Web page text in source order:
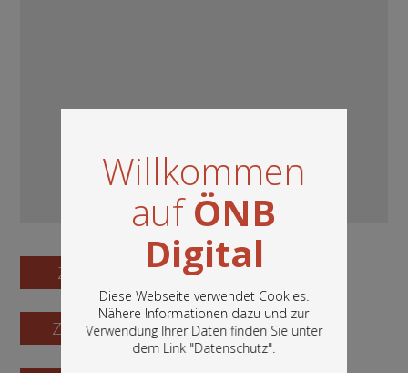
Willkommen
aufÖNB
Digital
Diese Webseite verwendet Cookies.
Nähere Informationen dazu und zur
Verwendung Ihrer Daten finden Sie unter
dem Link "Datenschutz".
In diesem Portal finden Sie die digitalen
Bestände der Österreichischen
Zum Digitalisat
Zum Katalogisat